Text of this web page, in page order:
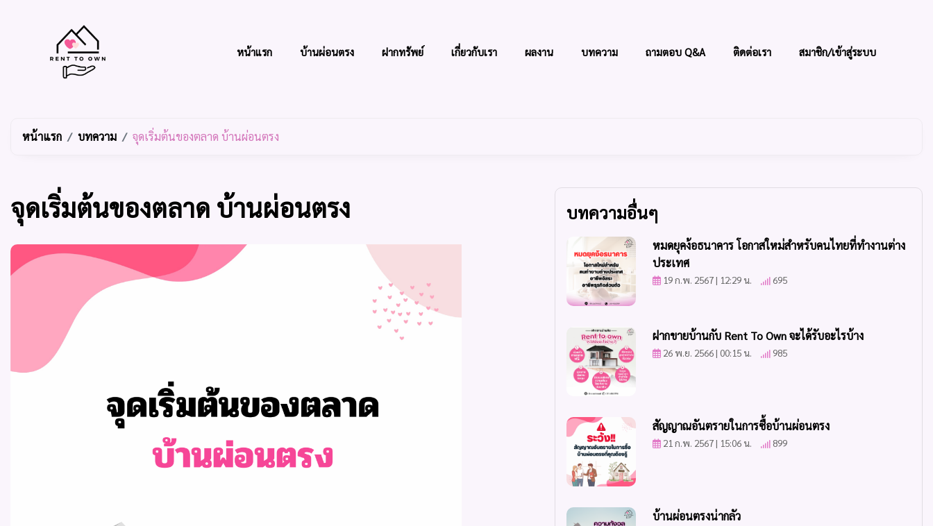
หน้าแรก บ้านผ่อนตรง ฝากทรัพย์ เกี่ยวกับเรา ผลงาน บทความ ถามตอบ Q&A ติดต่อเรา สมาชิก/เข้าสู่ระบบ
หน้าแรก บทความ จุดเริ่มต้นของตลาด บ้านผ่อนตรง
จุดเริ่มต้นของตลาด บ้านผ่อนตรง บทความอื่นๆ
หมดยุคง้อธนาคาร โอกาสใหม่สำหรับคนไทยที่ทำงานต่าง
ประเทศ
19 ก.พ. 2567 | 12:29 น. 695
ฝากขายบ้านกับ Rent To Own จะได้รับอะไรบ้าง
26 พ.ย. 2566 | 00:15 น. 985
สัญญาณอันตรายในการซื้อบ้านผ่อนตรง
21 ก.พ. 2567 | 15:06 น. 899
บ้านผ่อนตรงน่ากลัว